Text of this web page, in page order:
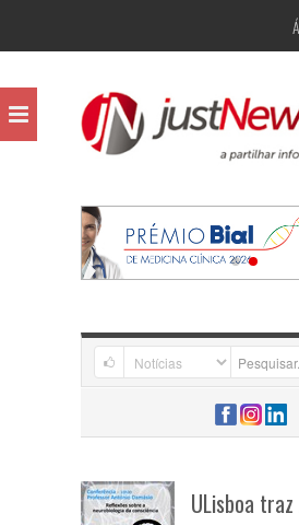
ULisboa